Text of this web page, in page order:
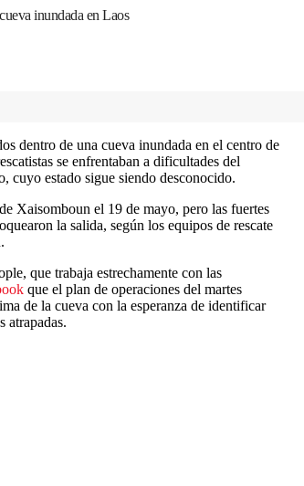
inundada en Laos
dentro de una cueva inundada en el centro de
se enfrentaban a dificultades del
cuyo estado sigue siendo desconocido.
Xaisomboun el 19 de mayo, pero las fuertes
la salida, según los equipos de rescate
que trabaja estrechamente con las
que el plan de operaciones del martes
de la cueva con la esperanza de identificar
atrapadas.